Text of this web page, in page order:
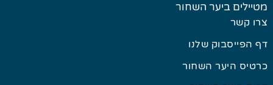
מטיילים ביער השחור
צרו קשר
דף הפייסבוק שלנו
כרטיס היער השחור